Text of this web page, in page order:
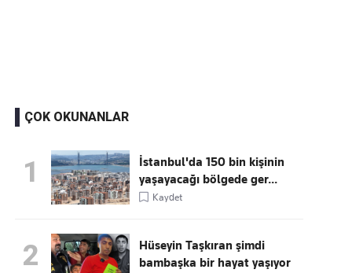
ÇOK OKUNANLAR
1
İstanbul'da 150 bin kişinin
yaşayacağı bölgede ger...
Kaydet
2
Hüseyin Taşkıran şimdi
bambaşka bir hayat yaşıyor